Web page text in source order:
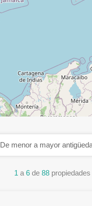
1 a 6 de 88 propiedades
De menor a mayor